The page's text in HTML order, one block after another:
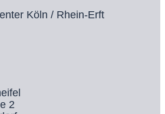
Köln / Rhein-Erft
2